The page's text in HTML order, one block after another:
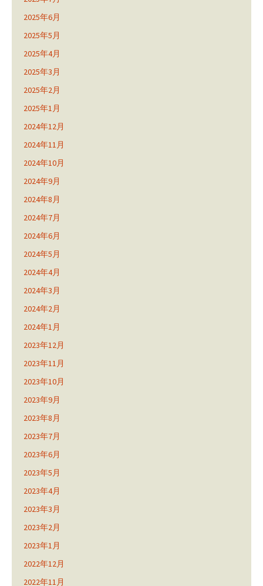
2025年6月
2025年5月
2025年4月
2025年3月
2025年2月
2025年1月
2024年12月
2024年11月
2024年10月
2024年9月
2024年8月
2024年7月
2024年6月
2024年5月
2024年4月
2024年3月
2024年2月
2024年1月
2023年12月
2023年11月
2023年10月
2023年9月
2023年8月
2023年7月
2023年6月
2023年5月
2023年4月
2023年3月
2023年2月
2023年1月
2022年12月
2022年11月